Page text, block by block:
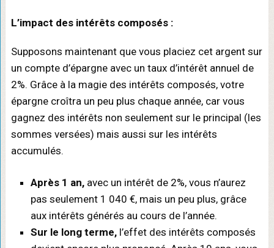
L’impact des intérêts composés :
Supposons maintenant que vous placiez cet argent sur
un compte d’épargne avec un taux d’intérêt annuel de
2%. Grâce à la magie des intérêts composés, votre
épargne croîtra un peu plus chaque année, car vous
gagnez des intérêts non seulement sur le principal (les
sommes versées) mais aussi sur les intérêts
accumulés.
Après 1 an,avec un intérêt de 2%, vous n’aurez
pas seulement 1 040 €, mais un peu plus, grâce
aux intérêts générés au cours de l’année.
Sur le long terme,l’effet des intérêts composés